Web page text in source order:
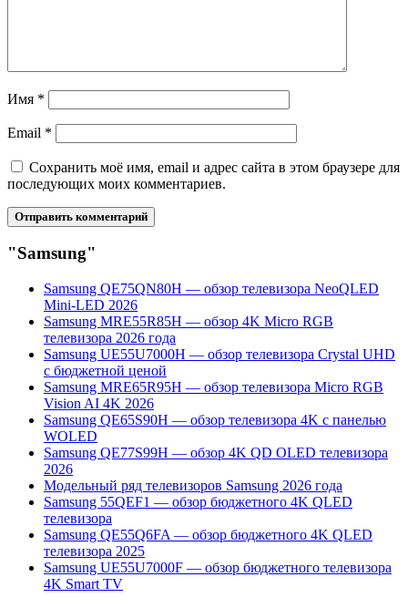
Имя *
Email *
Сохранить моё имя, email и адрес сайта в этом браузере для
последующих моих комментариев.
"Samsung"
Samsung QE75QN80H — обзор телевизора NeoQLED
Mini-LED 2026
Samsung MRE55R85H — обзор 4K Micro RGB
телевизора 2026 года
Samsung UE55U7000H — обзор телевизора Crystal UHD
с бюджетной ценой
Samsung MRE65R95H — обзор телевизора Micro RGB
Vision AI 4K 2026
Samsung QE65S90H — обзор телевизора 4K с панелью
WOLED
Samsung QE77S99H — обзор 4K QD OLED телевизора
2026
Модельный ряд телевизоров Samsung 2026 года
Samsung 55QEF1 — обзор бюджетного 4K QLED
телевизора
Samsung QE55Q6FA — обзор бюджетного 4K QLED
телевизора 2025
Samsung UE55U7000F — обзор бюджетного телевизора
4K Smart TV